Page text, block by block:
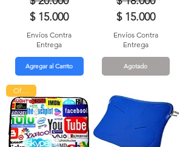
$ 15.000
Envíos Contra
Entrega
Agregar al Carrito
$ 15.000
Envíos Contra
Entrega
Agotado
Oferta!